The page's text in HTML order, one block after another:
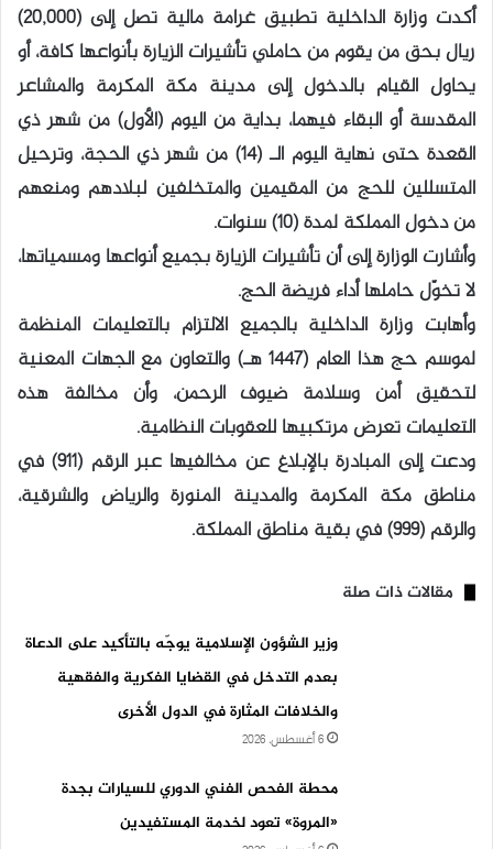
أكدت وزارة الداخلية تطبيق غرامة مالية تصل إلى (20,000)
ريال بحق من يقوم من حاملي تأشيرات الزيارة بأنواعها كافة، أو
يحاول القيام بالدخول إلى مدينة مكة المكرمة والمشاعر
المقدسة أو البقاء فيهما، بداية من اليوم (الأول) من شهر ذي
القعدة حتى نهاية اليوم الـ (14) من شهر ذي الحجة، وترحيل
المتسللين للحج من المقيمين والمتخلفين لبلادهم ومنعهم
من دخول المملكة لمدة (10) سنوات.
وأشارت الوزارة إلى أن تأشيرات الزيارة بجميع أنواعها ومسمياتها،
لا تخوّل حاملها أداء فريضة الحج.
وأهابت وزارة الداخلية بالجميع الالتزام بالتعليمات المنظمة
لموسم حج هذا العام (1447 هـ) والتعاون مع الجهات المعنية
لتحقيق أمن وسلامة ضيوف الرحمن، وأن مخالفة هذه
التعليمات تعرض مرتكبيها للعقوبات النظامية.
ودعت إلى المبادرة بالإبلاغ عن مخالفيها عبر الرقم (911) في
مناطق مكة المكرمة والمدينة المنورة والرياض والشرقية،
والرقم (999) في بقية مناطق المملكة.
مقالات ذات صلة
وزير الشؤون الإسلامية يوجّه بالتأكيد على الدعاة
بعدم التدخل في القضايا الفكرية والفقهية
والخلافات المثارة في الدول الأخرى
6 أغسطس، 2026
محطة الفحص الفني الدوري للسيارات بجدة
«المروة» تعود لخدمة المستفيدين